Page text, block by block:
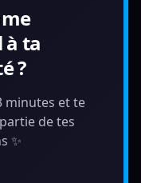
à ta
?
minutes et te
de tes
✨